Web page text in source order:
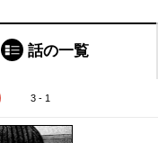
話の一覧
3 - 1